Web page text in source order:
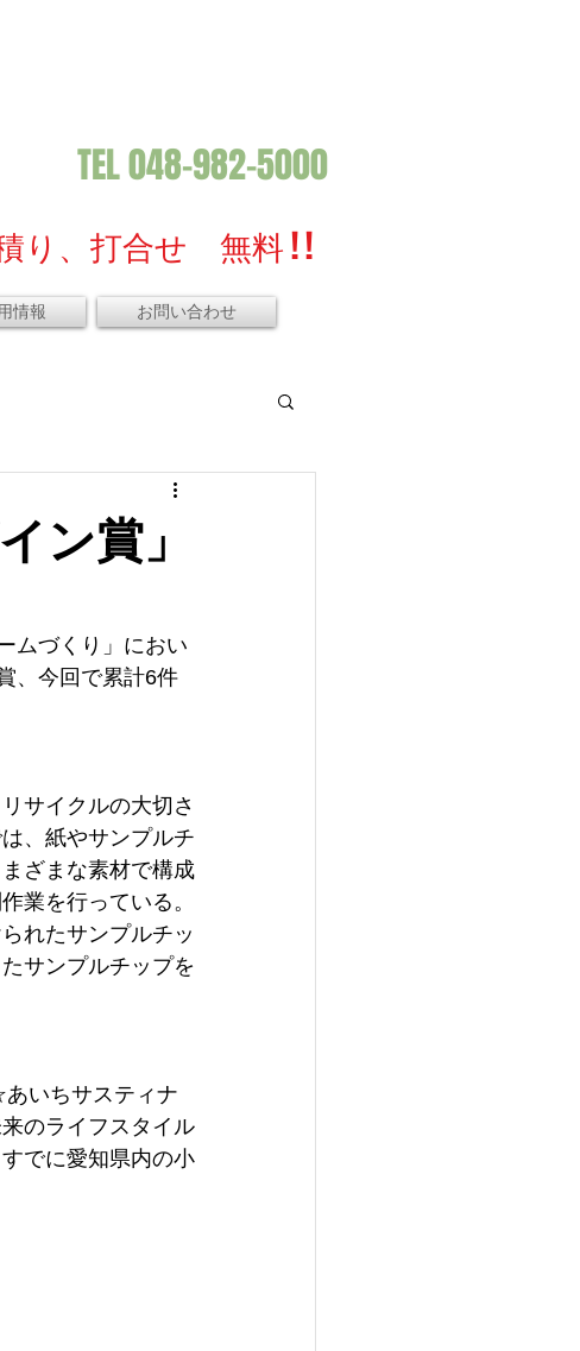
TEL 048-982-5000
り、打合せ 無料 ! !
情報 お問い合わせ
ン賞」
ムづくり」におい
、今回で累計6件
サイクルの大切さ
、紙やサンプルチ
ざまな素材で構成
業を行っている。
れたサンプルチッ
サンプルチップを
いちサスティナ
のライフスタイル
でに愛知県内の小